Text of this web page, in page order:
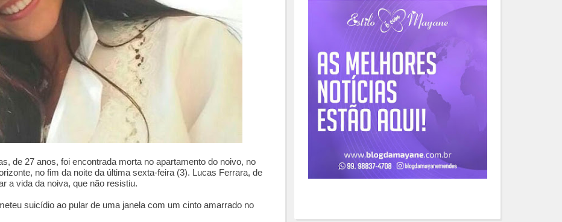
de 27 anos, foi encontrada morta no apartamento do noivo, no
no fim da noite da última sexta-feira (3). Lucas Ferrara, de
a vida da noiva, que não resistiu.
suicídio ao pular de uma janela com um cinto amarrado no